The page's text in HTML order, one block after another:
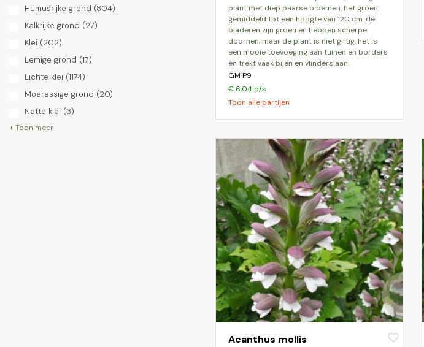
Humusrijke grond (804)
Kalkrijke grond (27)
Klei (202)
Lemige grond (17)
Lichte klei (1174)
Moerassige grond (20)
Natte klei (3)
+ Toon meer
plant met diep paarse bloemen. het groeit
gemiddeld tot een hoogte van 120 cm. de
bladeren zijn groen en hebben scherpe
doornen, maar de plant is niet giftig. het is
een mooie toevoeging aan tuinen en borders
en trekt vaak bijen en vlinders aan.
GM P9
€ 6,04 p/s
Toon alle partijen
Acanthus mollis